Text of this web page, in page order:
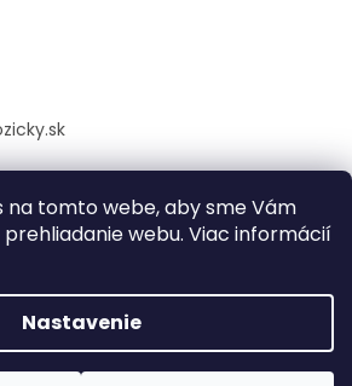
na tomto webe, aby sme Vám
webu. Viac informácií
Nastavenie
Vnímavé nožičky. Všetky práva